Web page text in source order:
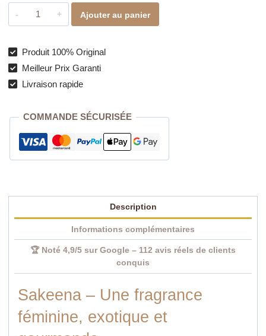
quantité
de
–
Parfum
floral
pour
femme
100
Élégance
Ajouter au panier
Produit 100% Original
Meilleur Prix Garanti
Livraison rapide
COMMANDE SÉCURISÉE
Description
Informations complémentaires
🏆 Noté 4,9/5 sur Google – 112 avis réels de clients
conquis
Sakeena – Une fragrance
féminine, exotique et